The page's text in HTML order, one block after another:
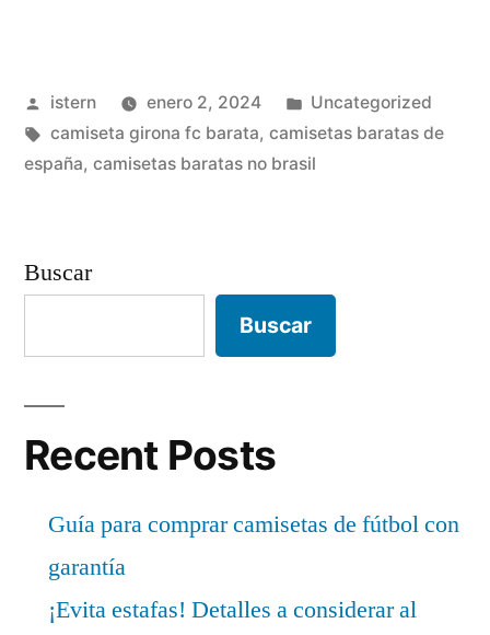
marca
walon»
Publicado
por
istern enero 2, 2024
Publicado
en
Uncategorized
Etiquetas:
camiseta girona fc barata, camisetas baratas de
españa, camisetas baratas no brasil
Buscar
Buscar
Recent Posts
Guía para comprar camisetas de fútbol con
garantía
¡Evita estafas! Detalles a considerar al